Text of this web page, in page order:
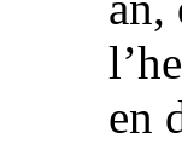
en